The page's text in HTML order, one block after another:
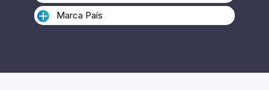
Marca País